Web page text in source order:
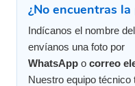
¿No encuentras
Indícanos el nombre
envíanos una foto por
WhatsApp o correo
Nuestro equipo técnico